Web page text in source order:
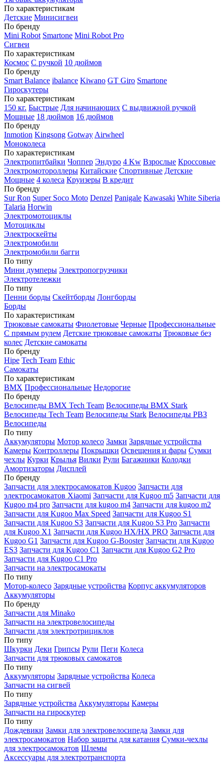
По характеристикам
Детские Минисигвеи
По бренду
Mini Robot Smartone Mini Robot Pro
Сигвеи
По характеристикам
Космос С ручкой 10 дюймов
По бренду
Smart Balance ibalance Kiwano GT Giro Smartone
Гироскутеры
По характеристикам
150 кг. Быстрые Для начинающих С выдвижной ручкой
Мощные 18 дюймов 16 дюймов
По бренду
Inmotion Kingsong Gotway Airwheel
Моноколеса
По характеристикам
Электропитбайки Чоппер Эндуро 4 Kw Взрослые Кроссовые
Электромотороллеры Китайские Спортивные Детские
Мощные 4 колеса Круизеры В кредит
По бренду
Sur Ron Super Soco Moto Denzel Panigale Kawasaki White Siberia
Talaria Horwin
Электромотоциклы
Мотоциклы
Электроскейты
Электромобили
Электромобили багги
По типу
Мини думперы Электропогрузчики
Электротележки
По типу
Пенни борды Скейтборды Лонгборды
Борды
По характеристикам
Трюковые самокаты Фиолетовые Черные Профессиональные
С прямым рулем Детские трюковые самокаты Трюковые без
колес Детские самокаты
По бренду
Hipe Tech Team Ethic
Самокаты
По характеристикам
BMX Профессиональные Недорогие
По бренду
Велосипеды BMX Tech Team Велосипеды BMX Stark
Велосипеды Tech Team Велосипеды Stark Велосипеды РВЗ
Велосипеды
По типу
Аккумуляторы Мотор колесо Замки Зарядные устройства
Камеры Контроллеры Покрышки Освещения и фары Сумки
чехлы Курки Крылья Вилки Рули Багажники Колодки
Амортизаторы Дисплей
По бренду
Запчасти для электросамокатов Kugoo Запчасти для
электросамокатов Xiaomi Запчасти для Kugoo m5 Запчасти для
Кugoo m4 pro Запчасти для kugoo m4 Запчасти для kugoo m2
Запчасти для Kugoo Max Speed Запчасти для Kugoo S1
Запчасти для Kugoo S3 Запчасти для Kugoo S3 Pro Запчасти
для Kugoo X1 Запчасти для Kugoo HX/HX PRO Запчасти для
Kugoo G1 Запчасти для Kugoo G-Booster Запчасти для Kugoo
ES3 Запчасти для Kugoo C1 Запчасти для Kugoo G2 Pro
Запчасти для Kugoo C1 Pro
Запчасти на электросамокаты
По типу
Мотор-колесо Зарядные устройства Корпус аккумуляторов
Аккумуляторы
По бренду
Запчасти для Minako
Запчасти на электровелосипеды
Запчасти для электротрициклов
По типу
Шкурки Деки Грипсы Рули Пеги Колеса
Запчасти для трюковых самокатов
По типу
Аккумуляторы Зарядные устройства Колеса
Запчасти на сигвей
По типу
Зарядные устройства Аккумуляторы Камеры
Запчасти на гироскутер
По типу
Дождевики Замки для электровелосипеда Замки для
электросамокатов Набор защиты для катания Сумки-чехлы
для электросамокатов Шлемы
Аксессуары для электротранспорта